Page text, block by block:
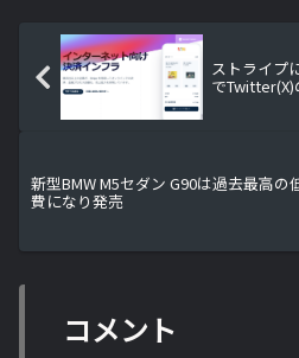
ストライプ
で
新型BMW M5セダン G90は過去最高の
費になり発売
コメント